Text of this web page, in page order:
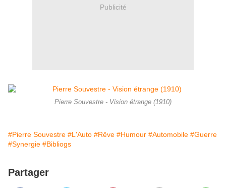
Publicité
Pierre Souvestre - Vision étrange (1910)
#Pierre Souvestre #L'Auto #Rêve #Humour #Automobile #Guerre
#Synergie #Bibliogs
Partager